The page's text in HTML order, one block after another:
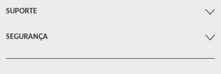
SUPORTE
SEGURANÇA